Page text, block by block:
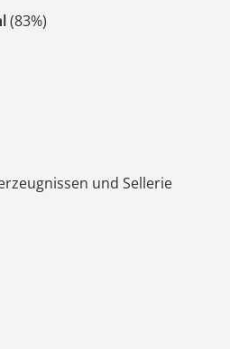
(83%)
und Sellerie